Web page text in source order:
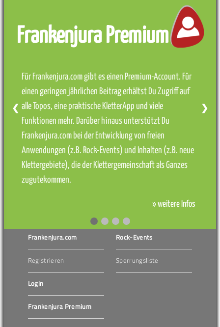
Frankenjura Premium
Für Frankenjura.com gibt es einen Premium-Account. Für
einen geringen jährlichen Beitrag erhältst Du Zugriff auf
alle Topos, eine praktische KletterApp und viele
Funktionen mehr. Darüber hinaus unterstützt Du
Frankenjura.com bei der Entwicklung von freien
Anwendungen (z.B. Rock-Events) und Inhalten (z.B. neue
Klettergebiete), die der Klettergemeinschaft als Ganzes
zugutekommen.
» weitere Infos
❮ ❯
Frankenjura.com
Registrieren
Login
Frankenjura Premium
Rock-Events
Sperrungsliste